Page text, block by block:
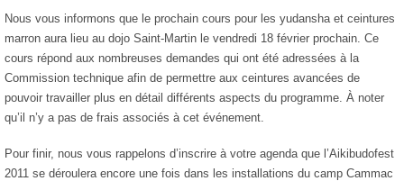
Nous vous informons que le prochain cours pour les yudansha et ceintures
marron aura lieu au dojo Saint-Martin le vendredi 18 février prochain. Ce
cours répond aux nombreuses demandes qui ont été adressées à la
Commission technique afin de permettre aux ceintures avancées de
pouvoir travailler plus en détail différents aspects du programme. À noter
qu’il n’y a pas de frais associés à cet événement.
Pour finir, nous vous rappelons d’inscrire à votre agenda que l’Aikibudofest
2011 se déroulera encore une fois dans les installations du camp Cammac